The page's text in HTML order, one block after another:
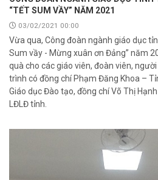
“TẾT SUM VẦY” NĂM 2021
03/02/2021 00:00
Vừa qua, Công đoàn ngành giáo dục
Sum vầy - Mừng xuân ơn Đảng” năm
quà cho các giáo viên, đoàn viên,
trình có đồng chí Phạm Đăng Khoa –
Giáo dục Đào tạo, đồng chí Võ Thị
LĐLĐ tỉnh.